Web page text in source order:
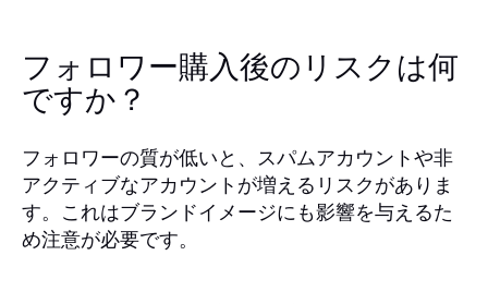
フォロワー購入後のリスクは何
ですか？
フォロワーの質が低いと、スパムアカウントや非
アクティブなアカウントが増えるリスクがありま
す。これはブランドイメージにも影響を与えるた
め注意が必要です。